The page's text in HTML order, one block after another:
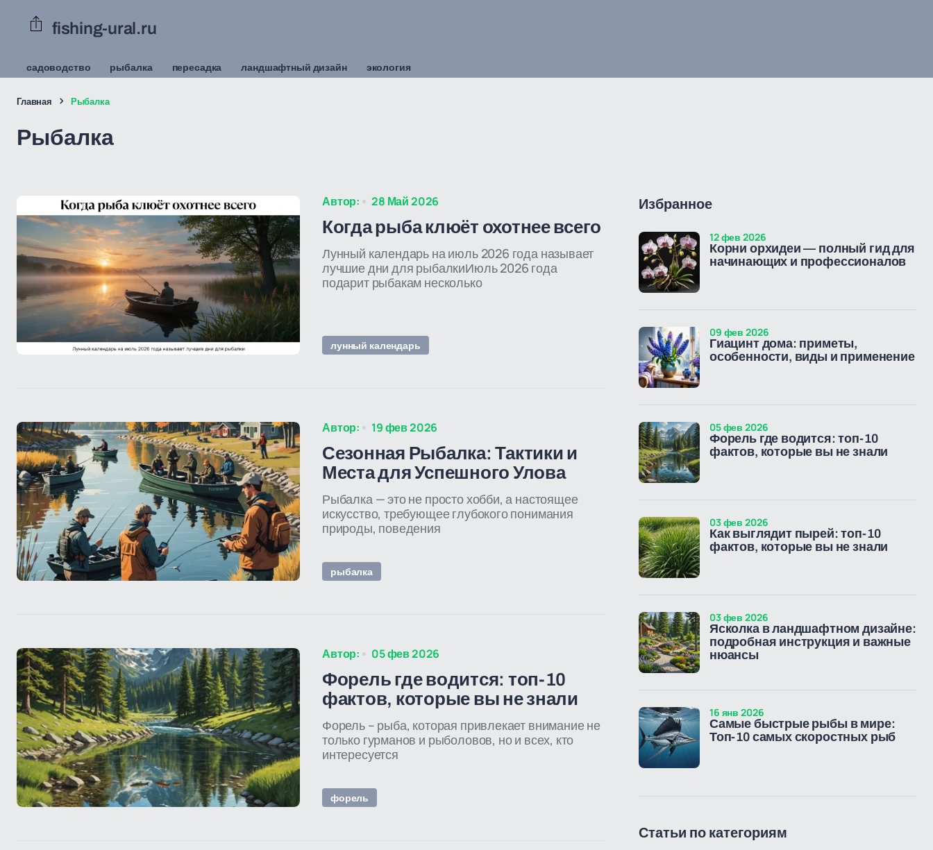
fishing-ural.ru
садоводство рыбалка пересадка ландшафтный дизайн экология
Главная Рыбалка
Рыбалка
Автор: 28 Май 2026
Когда рыба клюёт охотнее всего
Лунный календарь на июль 2026 года называет
лучшие дни для рыбалкиИюль 2026 года
подарит рыбакам несколько
лунный календарь
Автор: 19 фев 2026
Сезонная Рыбалка: Тактики и
Места для Успешного Улова
Рыбалка — это не просто хобби, а настоящее
искусство, требующее глубокого понимания
природы, поведения
рыбалка
Автор: 05 фев 2026
Форель где водится: топ-10
фактов, которые вы не знали
Форель – рыба, которая привлекает внимание не
только гурманов и рыболовов, но и всех, кто
интересуется
форель
Избранное
Корни орхидеи — полный гид для
начинающих и профессионалов
12 фев 2026
Гиацинт дома: приметы,
особенности, виды и применение
09 фев 2026
Форель где водится: топ-10
фактов, которые вы не знали
05 фев 2026
Как выглядит пырей: топ-10
фактов, которые вы не знали
03 фев 2026
Ясколка в ландшафтном дизайне:
подробная инструкция и важные
нюансы
03 фев 2026
Самые быстрые рыбы в мире:
Топ-10 самых скоростных рыб
16 янв 2026
Статьи по категориям